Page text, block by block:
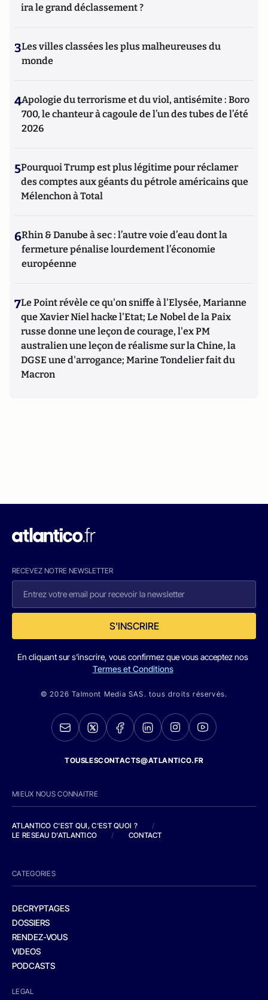
ira le grand déclassement ?
3Les villes classées les plus malheureuses du
monde
4Apologie du terrorisme et du viol, antisémite : Boro
700, le chanteur à cagoule de l’un des tubes de l’été
2026
5Pourquoi Trump est plus légitime pour réclamer
des comptes aux géants du pétrole américains que
Mélenchon à Total
6Rhin & Danube à sec : l’autre voie d’eau dont la
fermeture pénalise lourdement l’économie
européenne
7Le Point révèle ce qu'on sniffe à l'Elysée, Marianne
que Xavier Niel hacke l'Etat; Le Nobel de la Paix
russe donne une leçon de courage, l'ex PM
australien une leçon de réalisme sur la Chine, la
DGSE une d'arrogance; Marine Tondelier fait du
Macron
RECEVEZ NOTRE NEWSLETTER
S'INSCRIRE
En cliquant sur s'inscrire, vous confirmez que vous acceptez nos
Termes et Conditions
© 2026 Talmont Media SAS. tous droits réservés.
TOUSLESCONTACTS@ATLANTICO.FR
MIEUX NOUS CONNAITRE
ATLANTICO C'EST QUI, C'EST QUOI ?
/
LE RESEAU D'ATLANTICO
/ CONTACT
CATEGORIES
DECRYPTAGES
DOSSIERS
RENDEZ-VOUS
VIDEOS
PODCASTS
LEGAL